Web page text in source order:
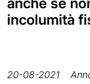
anche se
incolumità
20-08-2021